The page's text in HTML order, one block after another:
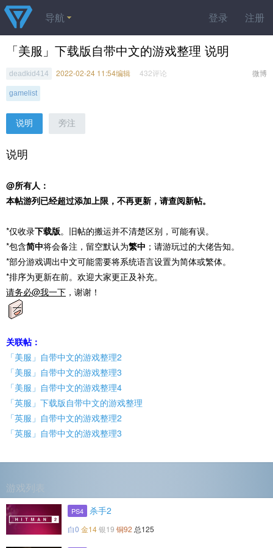
登录 注册
导航
「美服」下载版自带中文的游戏整理 说明
微博
deadkid414 2022-02-24 11:54编辑 432评论
gamelist
说明 旁注
说明
@所有人：
本帖游列已经超过添加上限，不再更新，请查阅新帖。
*仅收录下载版。旧帖的搬运并不清楚区别，可能有误。
*包含简中将会备注，留空默认为繁中 ；请游玩过的大佬告知。
*部分游戏调出中文可能需要将系统语言设置为简体或繁体。
*排序为更新在前。欢迎大家更正及补充。
请务必@我一下 ，谢谢！
关联帖：
「美服」自带中文的游戏整理2
「美服」自带中文的游戏整理3
「美服」自带中文的游戏整理4
「英服」下载版自带中文的游戏整理
「英服」自带中文的游戏整理2
「英服」自带中文的游戏整理3
游戏列表
PS4 杀手2
白0 金14银19 铜92 总125